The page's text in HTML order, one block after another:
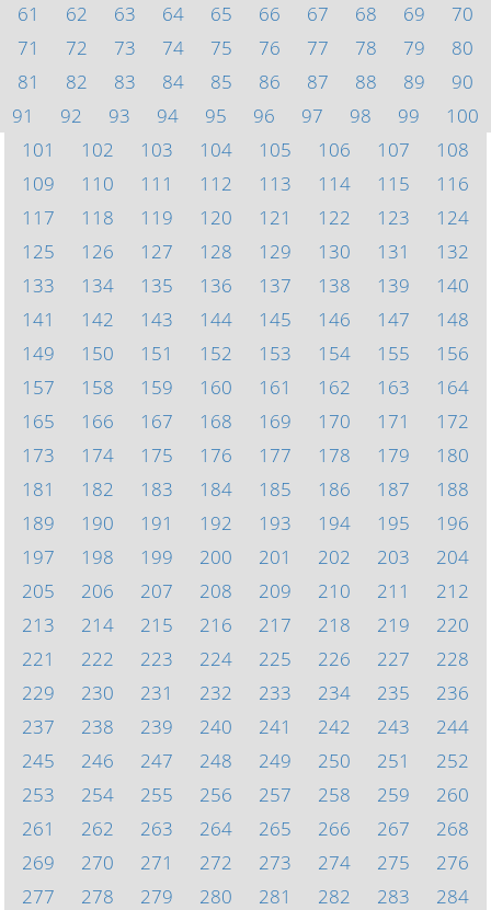
61
62 63 64 65 66 67 68 69
70
71
72 73 74 75 76 77 78 79
80
81
82 83 84 85 86 87 88 89
90
91
92 93 94 95 96 97 98 99
100
101
102 103 104 105 106 107
108
109
110 111 112 113 114 115
116
117
118 119 120 121 122 123
124
125
126 127 128 129 130 131
132
133
134 135 136 137 138 139
140
141
142 143 144 145 146 147
148
149
150 151 152 153 154 155
156
157
158 159 160 161 162 163
164
165
166 167 168 169 170 171
172
173
174 175 176 177 178 179
180
181
182 183 184 185 186 187
188
189
190 191 192 193 194 195
196
197
198 199 200 201 202 203
204
205
206 207 208 209 210 211
212
213
214 215 216 217 218 219
220
221
222 223 224 225 226 227
228
229
230 231 232 233 234 235
236
237
238 239 240 241 242 243
244
245
246 247 248 249 250 251
252
253
254 255 256 257 258 259
260
261
262 263 264 265 266 267
268
269
270 271 272 273 274 275
276
277
278 279 280 281 282 283
284